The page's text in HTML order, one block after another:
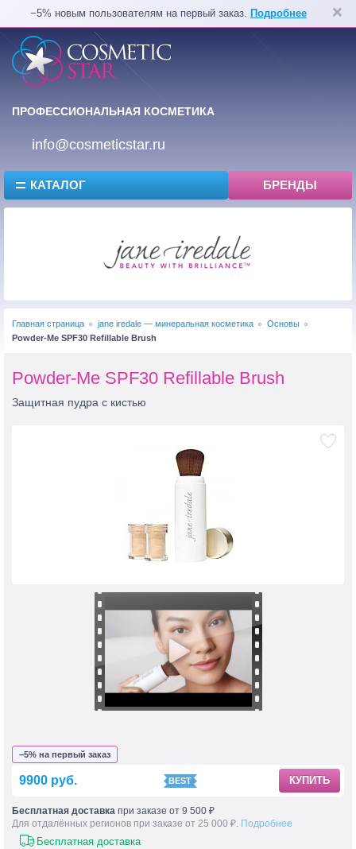
−5% новым пользователям на первый заказ. Подробнее
ПРОФЕССИОНАЛЬНАЯ КОСМЕТИКА
info@cosmeticstar.ru
КАТАЛОГ БРЕНДЫ
Главная страница jane iredale — минеральная косметика
Основы
Powder-Me SPF30 Refillable Brush
Powder-Me SPF30 Refillable Brush
Защитная пудра с кистью
−5% на первый заказ
9900 руб. КУПИТЬ
Бесплатная доставка при заказе от 9 500 ₽
Для отдалённых регионов при заказе от 25 000 ₽. Подробнее
Бесплатная доставка